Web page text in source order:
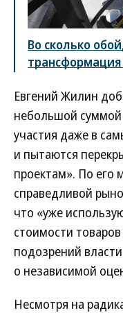
Во сколько
Евгений Жилин
небольшой
участия даже в
и пытаются
проектам». По его
справедливой
что «уже
стоимости
подозрений
о независимой
Несмотря на